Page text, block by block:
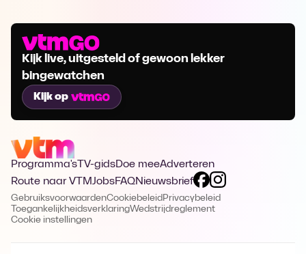
Kijk live, uitgesteld of gewoon lekker
bingewatchen
Kijk op
Programma's TV-gidsDoe meeAdverteren
Route naar VTMJobsFAQNieuwsbrief
GebruiksvoorwaardenCookiebeleid Privacybeleid
ToegankelijkheidsverklaringWedstrijdreglement
Cookie instellingen